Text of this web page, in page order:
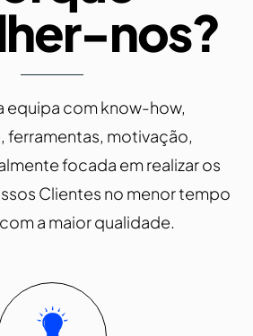
nos?
equipa com know-how,
ferramentas, motivação,
focada em realizar os
Clientes no menor tempo
a maior qualidade.